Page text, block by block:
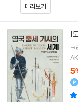
미리보기
[
크
5